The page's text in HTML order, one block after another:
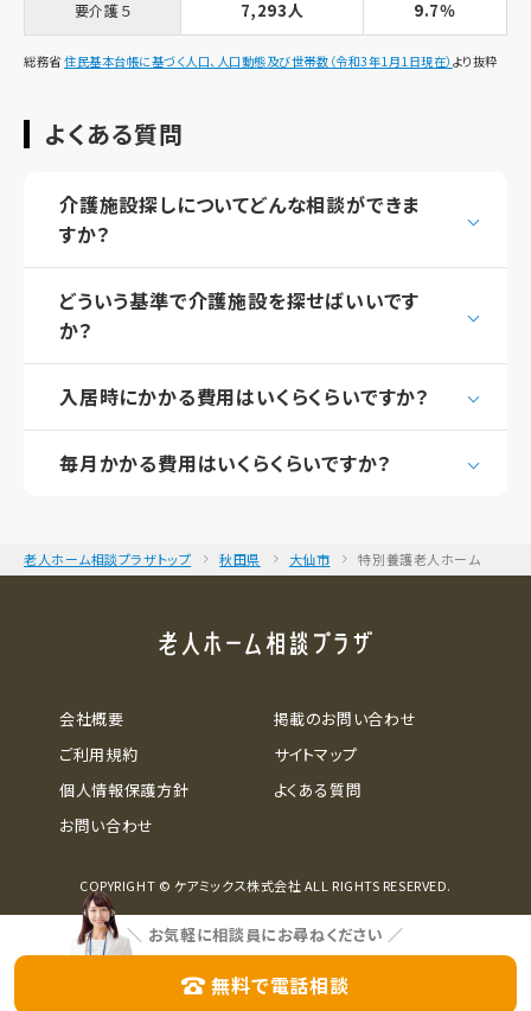
要介護５ 7,293人 9.7％
総務省住民基本台帳に基づく人口、人口動態及び世帯数（令和3年1月1日現在） より抜粋
よくある質問
介護施設探しについてどんな相談ができま
すか？
どういう基準で介護施設を探せばいいです
か？
入居時にかかる費用はいくらくらいですか？
毎月かかる費用はいくらくらいですか？
老人ホーム相談プラザトップ 秋田県 大仙市 特別養護老人ホーム
＼ お気軽に相談員にお尋ねください ／
無料で電話相談
会社概要
ご利用規約
個人情報保護方針
お問い合わせ
掲載のお問い合わせ
サイトマップ
よくある質問
COPYRIGHT © ケアミックス株式会社 ALL RIGHTS RESERVED.